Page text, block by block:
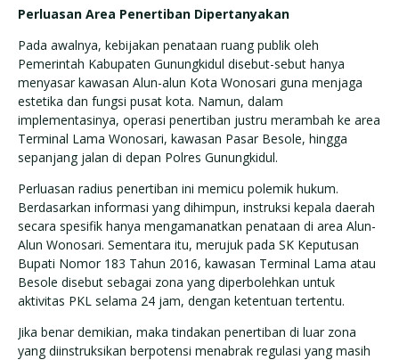
Perluasan Area Penertiban Dipertanyakan
Pada awalnya, kebijakan penataan ruang publik oleh
Pemerintah Kabupaten Gunungkidul disebut-sebut hanya
menyasar kawasan Alun-alun Kota Wonosari guna menjaga
estetika dan fungsi pusat kota. Namun, dalam
implementasinya, operasi penertiban justru merambah ke area
Terminal Lama Wonosari, kawasan Pasar Besole, hingga
sepanjang jalan di depan Polres Gunungkidul.
Perluasan radius penertiban ini memicu polemik hukum.
Berdasarkan informasi yang dihimpun, instruksi kepala daerah
secara spesifik hanya mengamanatkan penataan di area Alun-
Alun Wonosari. Sementara itu, merujuk pada SK Keputusan
Bupati Nomor 183 Tahun 2016, kawasan Terminal Lama atau
Besole disebut sebagai zona yang diperbolehkan untuk
aktivitas PKL selama 24 jam, dengan ketentuan tertentu.
Jika benar demikian, maka tindakan penertiban di luar zona
yang diinstruksikan berpotensi menabrak regulasi yang masih